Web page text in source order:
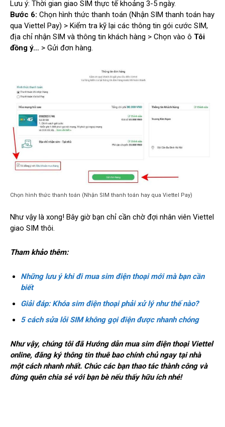
Lưu ý: Thời gian giao SIM thực tế khoảng 3-5 ngày.
Bước 6: Chọn hình thức thanh toán (Nhận SIM thanh toán hay
qua Viettel Pay) > Kiểm tra kỹ lại các thông tin gói cước SIM,
địa chỉ nhận SIM và thông tin khách hàng > Chọn vào ô Tôi
đồng ý… > Gửi đơn hàng.
Chọn hình thức thanh toán (Nhận SIM thanh toán hay qua Viettel Pay)
Như vậy là xong! Bây giờ bạn chỉ cần chờ đợi nhân viên Viettel
giao SIM thôi.
Tham khảo thêm:
Những lưu ý khi đi mua sim điện thoại mới mà bạn cần
biết
Giải đáp: Khóa sim điện thoại phải xử lý như thế nào?
5 cách sửa lỗi SIM không gọi điện được nhanh chóng
Như vậy, chúng tôi đã Hướng dẫn mua sim điện thoại Viettel
online, đăng ký thông tin thuê bao chính chủ ngay tại nhà
một cách nhanh nhất. Chúc các bạn thao tác thành công và
đừng quên chia sẻ với bạn bè nếu thấy hữu ích nhé!